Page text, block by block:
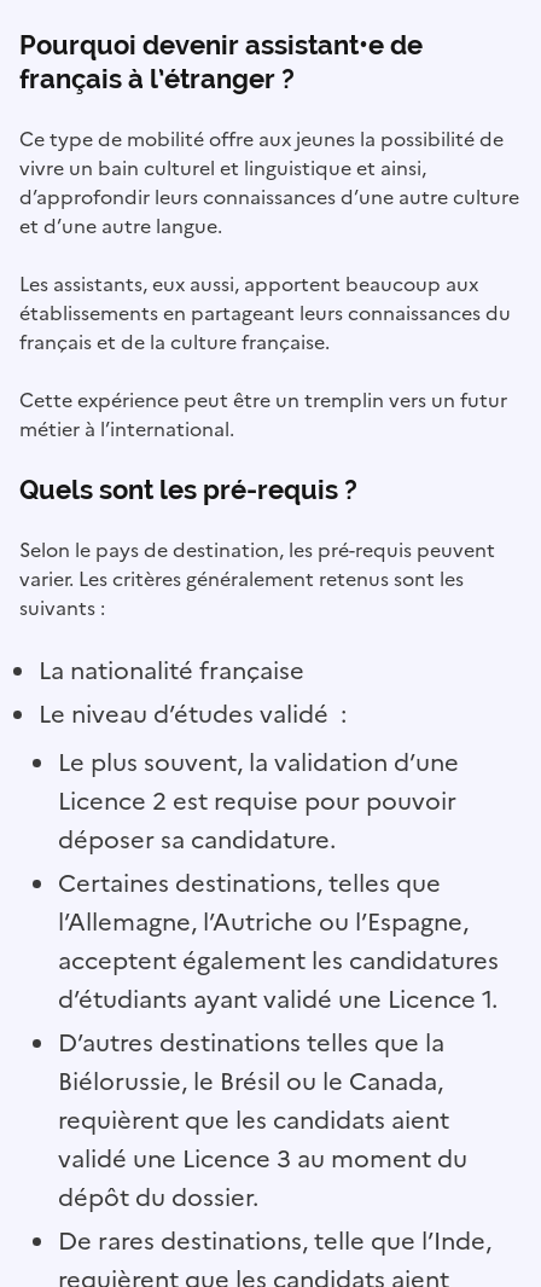
Pourquoi devenir assistant•e de
français à l’étranger ?
Ce type de mobilité offre aux jeunes la possibilité de
vivre un bain culturel et linguistique et ainsi,
d’approfondir leurs connaissances d’une autre culture
et d’une autre langue.
Les assistants, eux aussi, apportent beaucoup aux
établissements en partageant leurs connaissances du
français et de la culture française.
Cette expérience peut être un tremplin vers un futur
métier à l’international.
Quels sont les pré-requis ?
Selon le pays de destination, les pré-requis peuvent
varier. Les critères généralement retenus sont les
suivants :
La nationalité française
Le niveau d’études validé :
Le plus souvent, la validation d’une
Licence 2 est requise pour pouvoir
déposer sa candidature.
Certaines destinations, telles que
l’Allemagne, l’Autriche ou l’Espagne,
acceptent également les candidatures
d’étudiants ayant validé une Licence 1.
D’autres destinations telles que la
Biélorussie, le Brésil ou le Canada,
requièrent que les candidats aient
validé une Licence 3 au moment du
dépôt du dossier.
De rares destinations, telle que l’Inde,
requièrent que les candidats aient